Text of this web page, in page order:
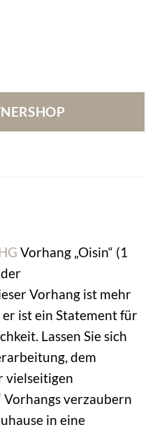
56,75 €.
Vorhang „Oisin“ (1
Vorhang ist mehr
ist ein Statement für
Lassen Sie sich
dem
vielseitigen
Vorhangs verzaubern
in eine